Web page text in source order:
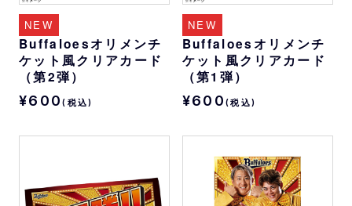
NEW
Buffaloesオリメンチ
ケット風クリアカード
（第2弾）
¥600(税込)
NEW
Buffaloesオリメンチ
ケット風クリアカード
（第1弾）
¥600(税込)